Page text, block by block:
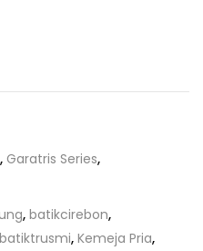
, Garatris Series,
, batikcirebon,
, Kemeja Pria,